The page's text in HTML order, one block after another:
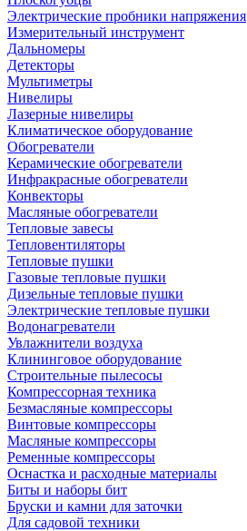
Электрические пробники напряжения
Измерительный инструмент
Дальномеры
Детекторы
Мультиметры
Нивелиры
Лазерные нивелиры
Климатическое оборудование
Обогреватели
Керамические обогреватели
Инфракрасные обогреватели
Конвекторы
Масляные обогреватели
Тепловые завесы
Тепловентиляторы
Тепловые пушки
Газовые тепловые пушки
Дизельные тепловые пушки
Электрические тепловые пушки
Водонагреватели
Увлажнители воздуха
Клининговое оборудование
Строительные пылесосы
Компрессорная техника
Безмасляные компрессоры
Винтовые компрессоры
Масляные компрессоры
Ременные компрессоры
Оснастка и расходные материалы
Биты и наборы бит
Бруски и камни для заточки
Для садовой техники